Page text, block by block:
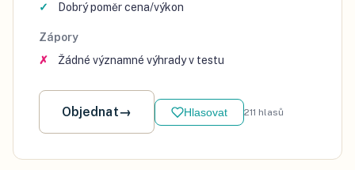
Dobrý poměr cena/výkon
Zápory
Žádné významné výhrady v testu
Objednat→ Hlasovat 211 hlasů